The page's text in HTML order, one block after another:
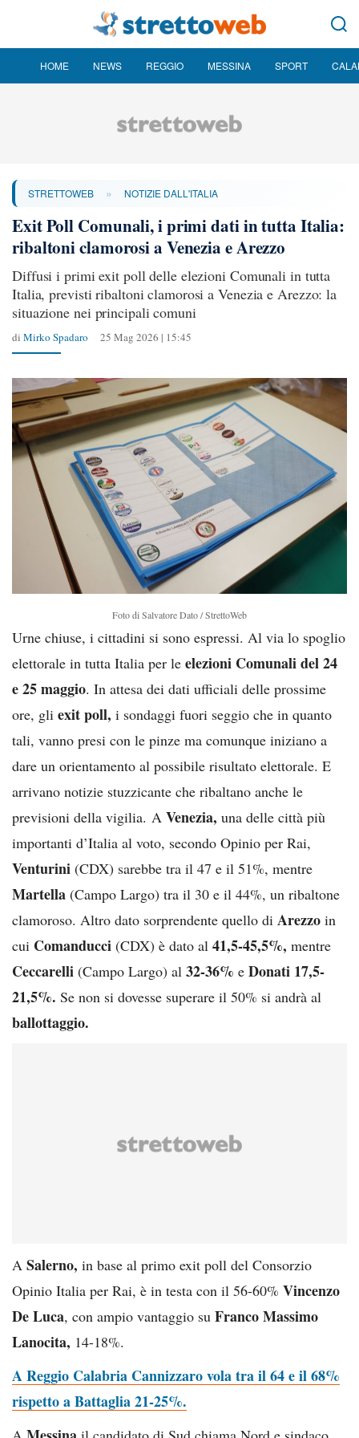
HOME NEWS REGGIO MESSINA SPORT
STRETTOWEB » NOTIZIE DALL'ITALIA
Exit Poll Comunali, i primi dati in tutta Italia:
ribaltoni clamorosi a Venezia e Arezzo
Diffusi i primi exit poll delle elezioni Comunali in tutta
Italia, previsti ribaltoni clamorosi a Venezia e Arezzo: la
situazione nei principali comuni
di Mirko Spadaro 25 Mag 2026 | 15:45
Foto di Salvatore Dato / StrettoWeb
Urne chiuse, i cittadini si sono espressi. Al via lo spoglio
elettorale in tutta Italia per le elezioni Comunali del 24
e 25 maggio. In attesa dei dati ufficiali delle prossime
ore, gli exit poll, i sondaggi fuori seggio che in quanto
tali, vanno presi con le pinze ma comunque iniziano a
dare un orientamento al possibile risultato elettorale. E
arrivano notizie stuzzicante che ribaltano anche le
previsioni della vigilia. A Venezia, una delle città più
importanti d’Italia al voto, secondo Opinio per Rai,
Venturini (CDX) sarebbe tra il 47 e il 51%, mentre
Martella (Campo Largo) tra il 30 e il 44%, un ribaltone
clamoroso. Altro dato sorprendente quello di Arezzo in
cui Comanducci (CDX) è dato al 41,5-45,5%, mentre
Ceccarelli (Campo Largo) al 32-36% e Donati 17,5-
21,5%. Se non si dovesse superare il 50% si andrà al
ballottaggio.
A Salerno, in base al primo exit poll del Consorzio
Opinio Italia per Rai, è in testa con il 56-60% Vincenzo
De Luca, con ampio vantaggio su Franco Massimo
Lanocita, 14-18%.
A Reggio Calabria Cannizzaro vola tra il 64 e il 68%
rispetto a Battaglia 21-25%.